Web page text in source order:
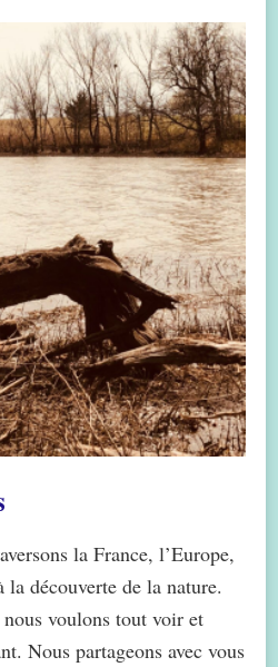
la France, l’Europe,
découverte de la nature.
voulons tout voir et
Nous partageons avec vous